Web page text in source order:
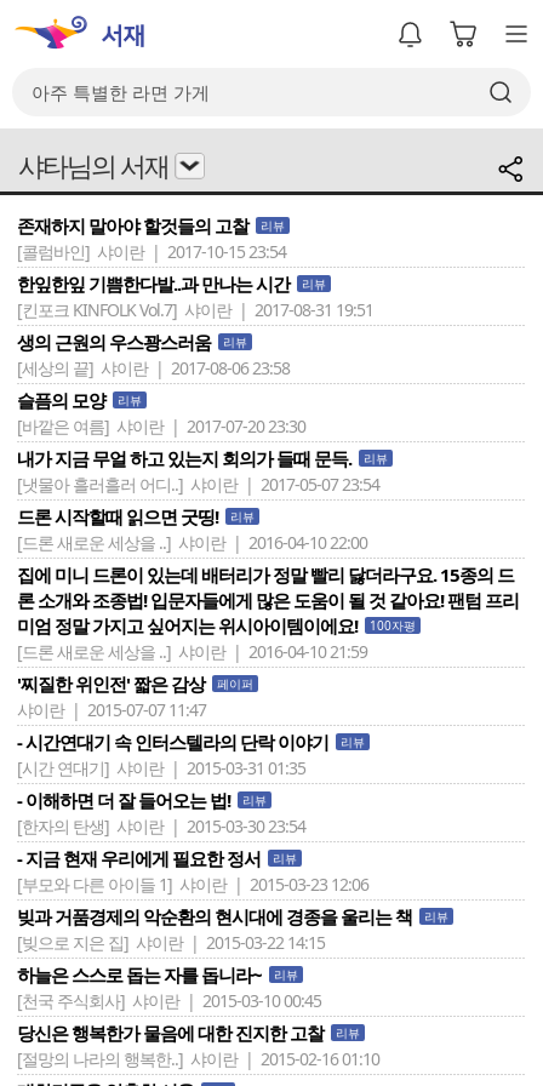
샤타님의 서재
존재하지 말아야 할것들의 고찰 리뷰
[콜럼바인] 샤이란 | 2017-10-15 23:54
한잎한잎 기쁨한다발..과 만나는 시간 리뷰
[킨포크 KINFOLK Vol.7] 샤이란 | 2017-08-31 19:51
생의 근원의 우스꽝스러움 리뷰
[세상의 끝] 샤이란 | 2017-08-06 23:58
슬픔의 모양 리뷰
[바깥은 여름] 샤이란 | 2017-07-20 23:30
내가 지금 무얼 하고 있는지 회의가 들때 문득. 리뷰
[냇물아 흘러흘러 어디..] 샤이란 | 2017-05-07 23:54
드론 시작할때 읽으면 굿띵! 리뷰
[드론 새로운 세상을 ..] 샤이란 | 2016-04-10 22:00
집에 미니 드론이 있는데 배터리가 정말 빨리 닳더라구요. 15종의 드
론 소개와 조종법! 입문자들에게 많은 도움이 될 것 같아요! 팬텀 프리
미엄 정말 가지고 싶어지는 위시아이템이에요!
100자평
[드론 새로운 세상을 ..] 샤이란 | 2016-04-10 21:59
'찌질한 위인전' 짧은 감상 페이퍼
샤이란 | 2015-07-07 11:47
- 시간연대기 속 인터스텔라의 단락 이야기 리뷰
[시간 연대기] 샤이란 | 2015-03-31 01:35
- 이해하면 더 잘 들어오는 법! 리뷰
[한자의 탄생] 샤이란 | 2015-03-30 23:54
- 지금 현재 우리에게 필요한 정서 리뷰
[부모와 다른 아이들 1] 샤이란 | 2015-03-23 12:06
빚과 거품경제의 악순환의 현시대에 경종을 울리는 책 리뷰
[빚으로 지은 집] 샤이란 | 2015-03-22 14:15
하늘은 스스로 돕는 자를 돕니라~ 리뷰
[천국 주식회사] 샤이란 | 2015-03-10 00:45
당신은 행복한가 물음에 대한 진지한 고찰 리뷰
[절망의 나라의 행복한..] 샤이란 | 2015-02-16 01:10